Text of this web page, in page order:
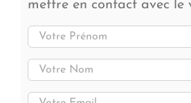
mettre en contact avec le